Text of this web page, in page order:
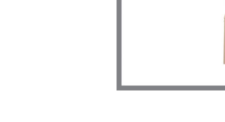
Suntem
cămin perfect